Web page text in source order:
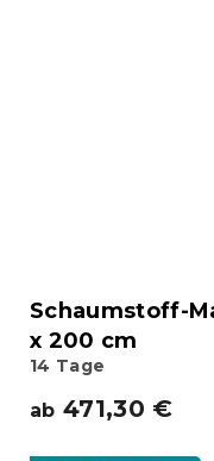
Schaumstoff-
x 200 cm
14 Tage
ab 471,30 €